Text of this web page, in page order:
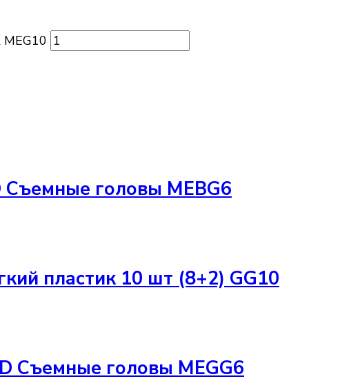
головы MEBG6
пластик 10 шт (8+2) GG10
Съемные головы MEGG6